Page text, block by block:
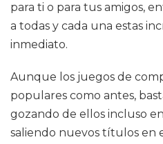
para ti o para tus amigos,
a todas y cada una estas
inmediato.
Aunque los juegos de
populares como antes,
gozando de ellos incluso
saliendo nuevos títulos en